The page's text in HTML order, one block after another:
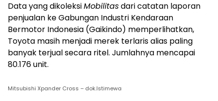
Data yang dikoleksiMobilitasdari catatan laporan
penjualan ke Gabungan Industri Kendaraan
Bermotor Indonesia (Gaikindo) memperlihatkan,
Toyota masih menjadi merek terlaris alias paling
banyak terjual secara ritel. Jumlahnya mencapai
80.176 unit.
Mitsubishi Xpander Cross – dok.Istimewa